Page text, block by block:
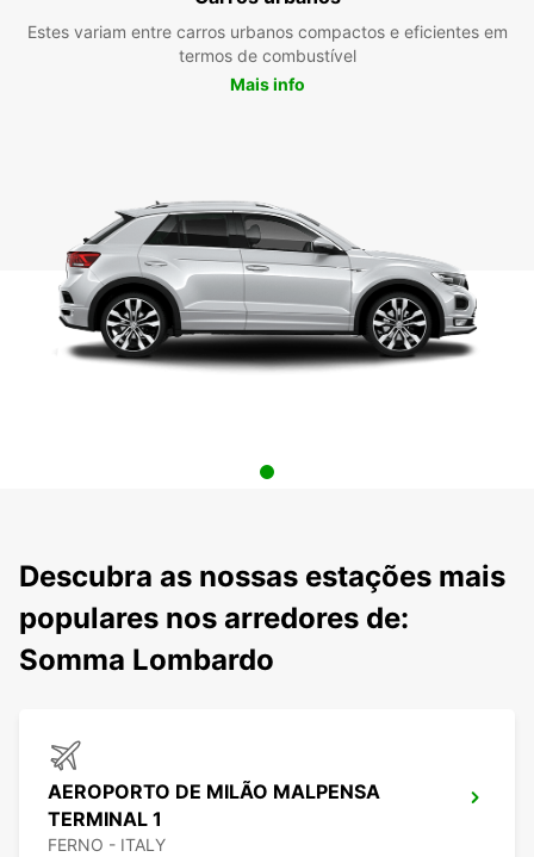
Estes variam entre carros urbanos compactos e eficientes em
termos de combustível
Mais info
Descubra as nossas estações mais
populares nos arredores de:
Somma Lombardo
AEROPORTO DE MILÃO MALPENSA
TERMINAL 1
FERNO - ITALY